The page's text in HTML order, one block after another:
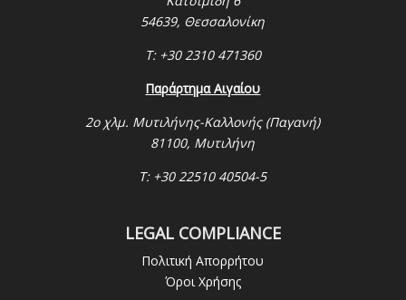
54639, Θεσσαλονίκη
Τ: +30 2310 471360
Παράρτημα Αιγαίου
2ο χλμ. Μυτιλήνης-Καλλονής (Παγανή)
81100, Μυτιλήνη
Τ: +30 22510 40504-5
LEGAL COMPLIANCE
Πολιτική Απορρήτου
Όροι Χρήσης